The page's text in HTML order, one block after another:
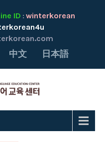
ID : winterkorean
中文 日本語